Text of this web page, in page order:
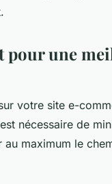
pour une
votre site e-
nécessaire de
maximum le